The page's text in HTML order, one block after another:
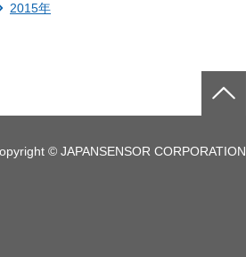
2015年
© JAPANSENSOR CORPORATION